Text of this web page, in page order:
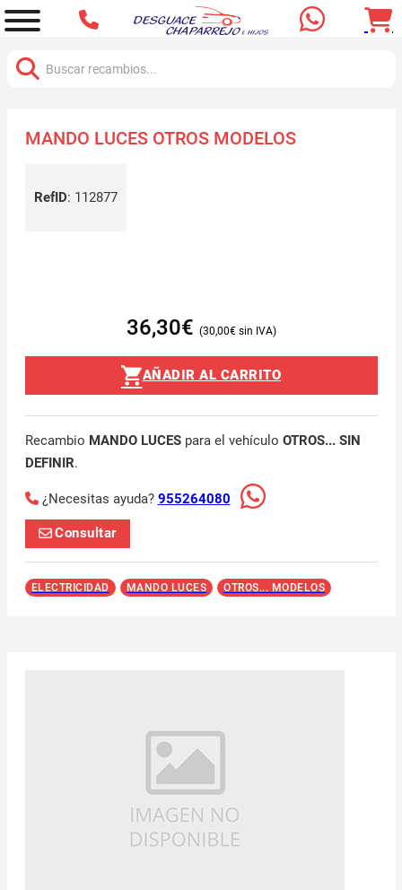
MANDO LUCES OTROS MODELOS
RefID: 112877
36,30€ 30,00€
AÑADIR AL CARRITO
Recambio MANDO LUCESpara el vehículo OTROS... SIN
DEFINIR.
¿Necesitas ayuda? 955264080
Consultar
ELECTRICIDAD MANDO LUCES OTROS... MODELOS